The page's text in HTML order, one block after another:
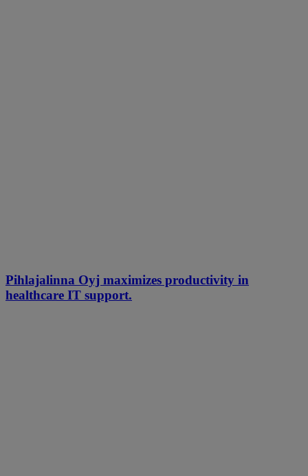
Pihlajalinna Oyj maximizes productivity in
healthcare IT support.